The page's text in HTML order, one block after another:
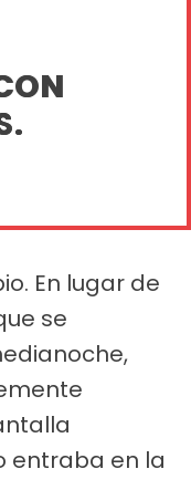
En lugar de
se
entraba en la